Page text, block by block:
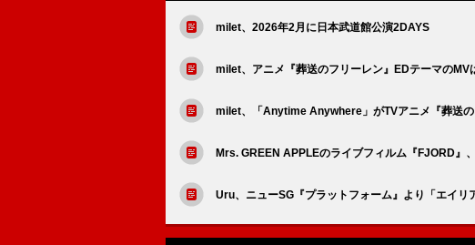
milet、2026年2月に日本武道館公演2DAYS
milet、アニメ『葬送のフリーレン』EDテーマのMV
milet、「Anytime Anywhere」がTVアニメ『葬送
Mrs. GREEN APPLEのライブフィルム『FJORD』
Uru、ニューSG『プラットフォーム』より「エイリ